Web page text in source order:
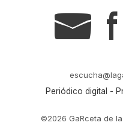
g s
Periódico digital -
©2026 GaRceta de